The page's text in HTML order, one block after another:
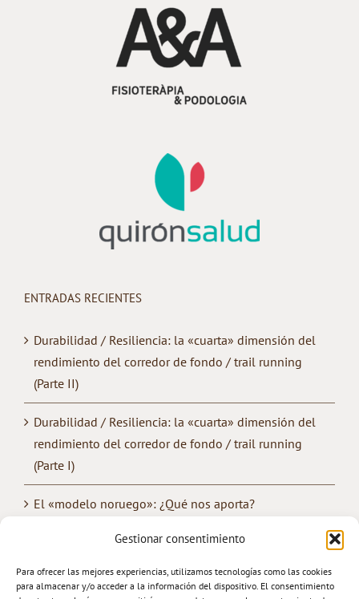
Gestionar consentimiento
Para ofrecer las mejores experiencias, utilizamos tecnologías como las cookies
para almacenar y/o acceder a la información del dispositivo. El consentimiento
ENTRADAS RECIENTES
Durabilidad / Resiliencia: la «cuarta» dimensión del
rendimiento del corredor de fondo / trail running
(Parte II)
Durabilidad / Resiliencia: la «cuarta» dimensión del
rendimiento del corredor de fondo / trail running
(Parte I)
El «modelo noruego»: ¿Qué nos aporta?
¿Cómo mejorar la «convivencia» entre los
entrenamientos de fuerza y de resistencia?